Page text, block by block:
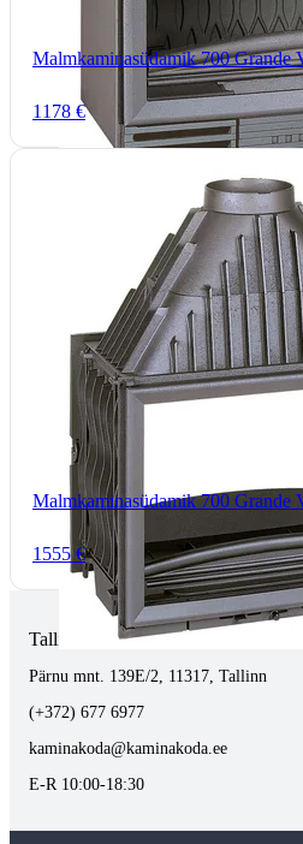
Malmkaminasüdamik 700 Grande
1178 €
Malmkaminasüdamik 700 Grande
1555 €
Tallinnas kaminasalong
Pärnu mnt. 139E/2, 11317, Tallinn
(+372) 677 6977
kaminakoda@kaminakoda.ee
E-R 10:00-18:30